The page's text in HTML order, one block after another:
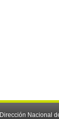
Dirección Nacional